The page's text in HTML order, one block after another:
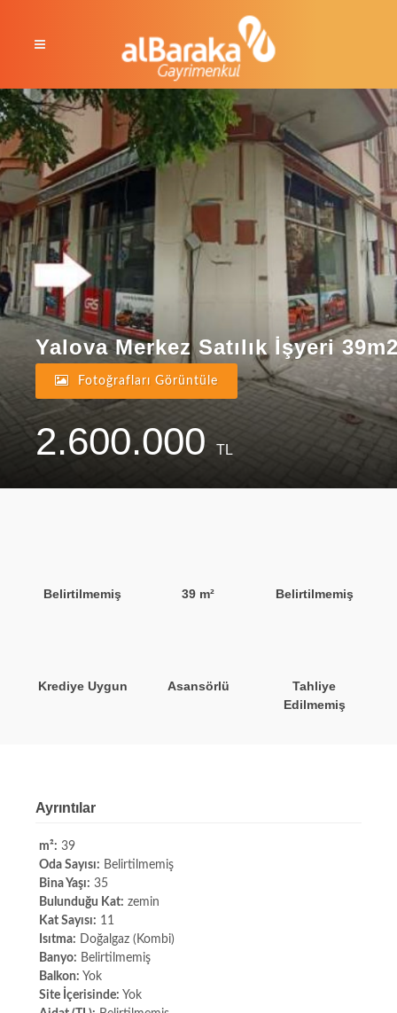
Yalova Merkez Satılık İşyeri
Fotoğrafları Görüntüle
2.600.000TL
Belirtilmemiş 39 m² Belirtilmemiş
Krediye Uygun Asansörlü
Tahliye
Edilmemiş
Ayrıntılar
m²: 39
Oda Sayısı: Belirtilmemiş
Bina Yaşı: 35
Bulunduğu Kat: zemin
Kat Sayısı: 11
Isıtma: Doğalgaz (Kombi)
Banyo: Belirtilmemiş
Balkon: Yok
Site İçerisinde: Yok